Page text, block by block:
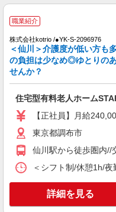
通費全支
キープ
派遣社員
株式会社kotrio /●SW-H2-
[ 綺麗 ]高
りなど/仙
通費全支
調布市
職業紹介
職業紹介
株式会社kotrio /●YK-S-2096976
＜仙川＞介護度が低い方も
の負担は少なめ◎ゆとりの
せんか？
住宅型有料老人ホーム
【正社員】月給
東京都調布市
仙川駅から徒歩圏内//
＜シフト制/休憩1h/
詳細を見る